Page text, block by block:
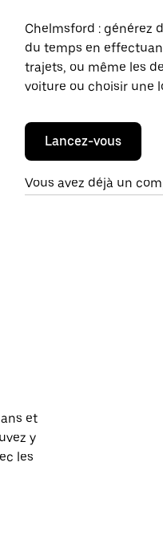
Chelmsford : générez
du temps en
trajets, ou même les
voiture ou choisir une
Lancez-vous
Vous avez déjà un
et
y
les